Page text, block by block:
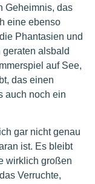
Geheimnis, das
eine ebenso
Phantasien und
alsbald
auf See,
das einen
auch noch ein
gar nicht genau
ist. Es bleibt
wirklich großen
Verruchte,